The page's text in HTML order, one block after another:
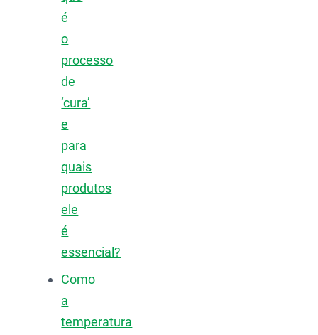
é
o
processo
de
‘cura’
e
para
quais
produtos
ele
é
essencial?
Como
a
temperatura